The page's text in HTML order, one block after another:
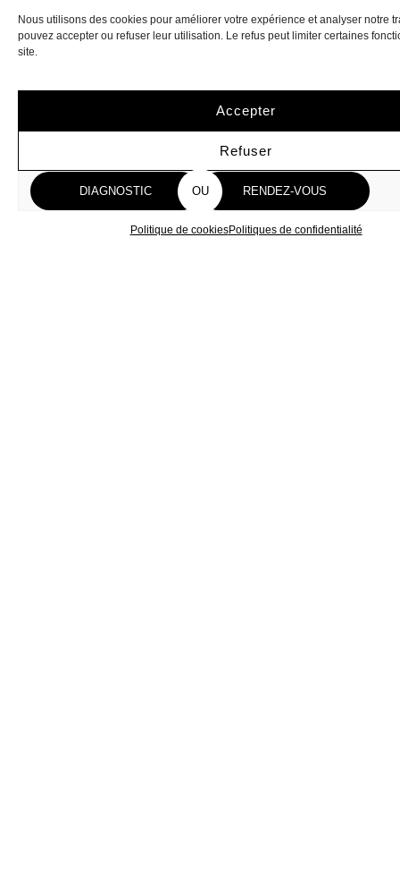
Nous utilisons des cookies pour améliorer votre expérience et analyser notre
pouvez accepter ou refuser leur utilisation. Le refus peut limiter certaines
site.
Accepter
Refuser
Voir les préférences
Politique de cookiesPolitiques de confidentialité
DIAGNOSTIC OU RENDEZ-VOUS